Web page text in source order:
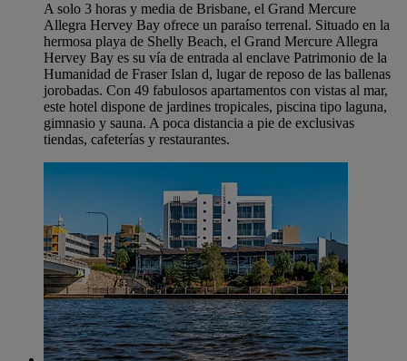
A solo 3 horas y media de Brisbane, el Grand Mercure
Allegra Hervey Bay ofrece un paraíso terrenal. Situado en la
hermosa playa de Shelly Beach, el Grand Mercure Allegra
Hervey Bay es su vía de entrada al enclave Patrimonio de la
Humanidad de Fraser Islan d, lugar de reposo de las ballenas
jorobadas. Con 49 fabulosos apartamentos con vistas al mar,
este hotel dispone de jardines tropicales, piscina tipo laguna,
gimnasio y sauna. A poca distancia a pie de exclusivas
tiendas, cafeterías y restaurantes.